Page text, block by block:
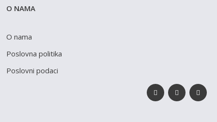
O NAMA
O nama
Poslovna politika
Poslovni podaci